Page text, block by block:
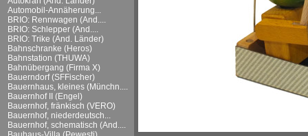
Automobil-Annäherung...
BRIO: Rennwagen (And....
BRIO: Schlepper (And....
BRIO: Trike (And. Länder)
Bahnschranke (Heros)
Bahnstation (THUWA)
Bahnübergang (Firma X)
Bauerndorf (SFFischer)
Bauernhaus, kleines (Münchn....
Bauernhof II (Engel)
Bauernhof, fränkisch (VERO)
Bauernhof, niederdeutsch...
Bauernhof, schematisch (And....